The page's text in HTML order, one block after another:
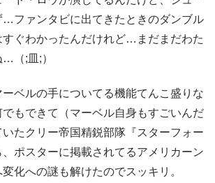
…ファンタビに出てきたときのダンブル
すぐわかったんだけれど…まだまだわた
（;皿;）
ベルの手についてる機能てんこ盛りな
もできて（マーベル自身もすごいんだ
たクリー帝国精鋭部隊『スターフォー
ポスターに掲載されてるアメリカーン
化への謎も解けたのでスッキリ。